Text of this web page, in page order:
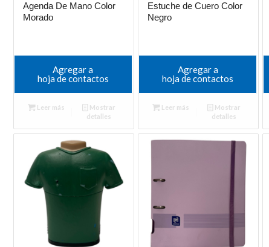
Agenda De Mano Color
Morado
Agregar a
hoja de contactos
Leer más
Mostrar
detalles
Estuche de Cuero Color
Negro
Agregar a
hoja de contactos
Leer más
Mostrar
detalles